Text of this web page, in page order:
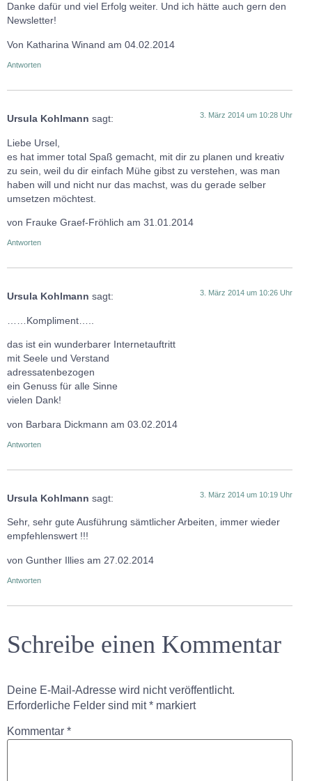
Danke dafür und viel Erfolg weiter. Und ich hätte auch gern den
Newsletter!
Von Katharina Winand am 04.02.2014
Antworten
Ursula Kohlmann sagt: 3. März 2014 um 10:28 Uhr
Liebe Ursel,
es hat immer total Spaß gemacht, mit dir zu planen und kreativ
zu sein, weil du dir einfach Mühe gibst zu verstehen, was man
haben will und nicht nur das machst, was du gerade selber
umsetzen möchtest.
von Frauke Graef-Fröhlich am 31.01.2014
Antworten
Ursula Kohlmann sagt: 3. März 2014 um 10:26 Uhr
……Kompliment…..
das ist ein wunderbarer Internetauftritt
mit Seele und Verstand
adressatenbezogen
ein Genuss für alle Sinne
vielen Dank!
von Barbara Dickmann am 03.02.2014
Antworten
Ursula Kohlmann sagt: 3. März 2014 um 10:19 Uhr
Sehr, sehr gute Ausführung sämtlicher Arbeiten, immer wieder
empfehlenswert !!!
von Gunther Illies am 27.02.2014
Antworten
Schreibe einen Kommentar
Deine E-Mail-Adresse wird nicht veröffentlicht.
Erforderliche Felder sind mit* markiert
Kommentar *